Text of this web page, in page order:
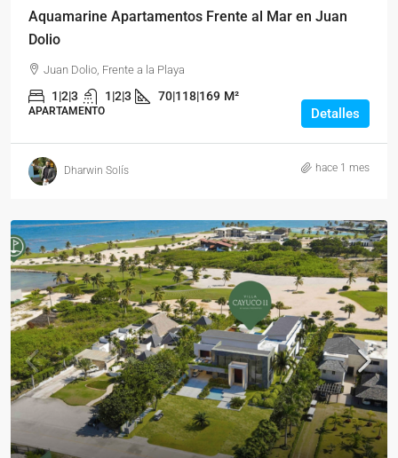
Aquamarine Apartamentos Frente al Mar en Juan
Dolio
Juan Dolio, Frente a la Playa
1|2|3 1|2|3 70|118|169 M²
APARTAMENTO Detalles
Dharwin Solís hace 1 mes